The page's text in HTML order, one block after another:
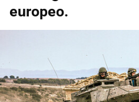
europeo.